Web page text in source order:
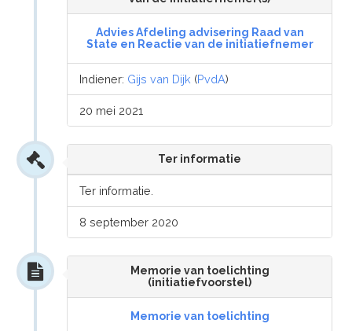
Advies Afdeling advisering Raad van
State en Reactie van de initiatiefnemer
Indiener: Gijs van Dijk (PvdA)
20 mei 2021
Ter informatie
Ter informatie.
8 september 2020
Memorie van toelichting
(initiatiefvoorstel)
Memorie van toelichting